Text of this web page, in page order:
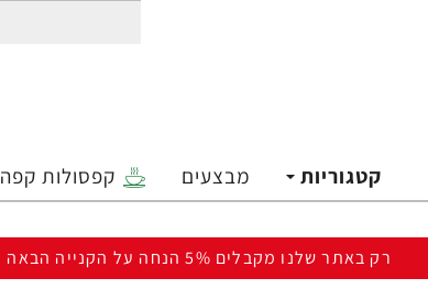
קטגוריות מבצעים קפסולות קפה
רק באתר שלנו מקבלים 5% הנחה על הקנייה הבאה |